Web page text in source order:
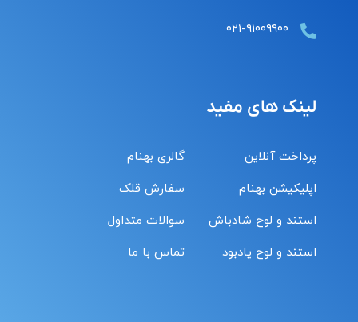
۰۲۱-۹۱۰۰۹۹۰۰
لینک های مفید
پرداخت آنلاین
اپلیکیشن بهنام
استند و لوح شادباش
استند و لوح یادبود
گالری بهنام
سفارش قلک
سوالات متداول
تماس با ما